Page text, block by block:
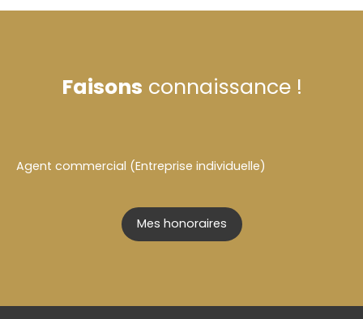
Faisons connaissance !
Agent commercial (Entreprise individuelle)
Mes honoraires